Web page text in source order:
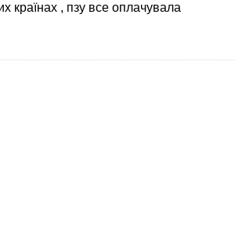
країнах , пзу все оплачувала